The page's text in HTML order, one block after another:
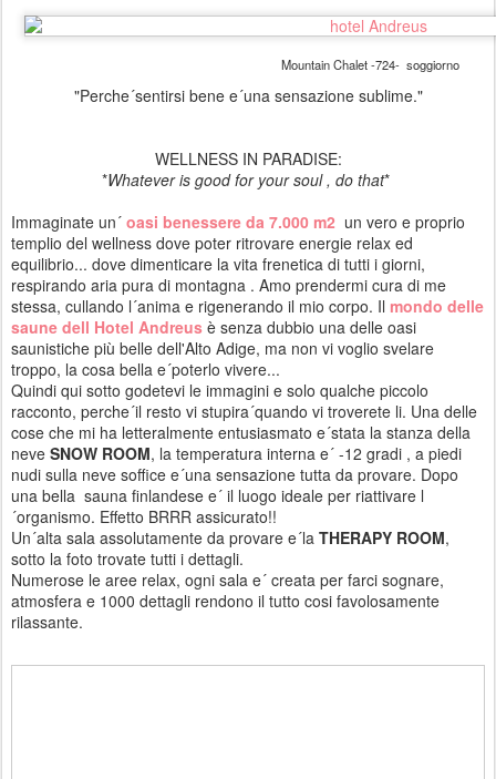
Mountain Chalet -724- soggiorno
"Perche´sentirsi bene e´una sensazione sublime."
WELLNESS IN PARADISE:
*Whatever is good for your soul , do that*
Immaginate un´ oasi benessere da 7.000 m2 un vero e proprio
templio del wellness dove poter ritrovare energie relax ed
equilibrio... dove dimenticare la vita frenetica di tutti i giorni,
respirando aria pura di montagna . Amo prendermi cura di me
stessa, cullando l´anima e rigenerando il mio corpo. Il mondo delle
saune dell Hotel Andreus è senza dubbio una delle oasi
saunistiche più belle dell'Alto Adige, ma non vi voglio svelare
troppo, la cosa bella e´poterlo vivere...
Quindi qui sotto godetevi le immagini e solo qualche piccolo
racconto, perche´il resto vi stupira´quando vi troverete li. Una delle
cose che mi ha letteralmente entusiasmato e´stata la stanza della
neve SNOW ROOM, la temperatura interna e´ -12 gradi , a piedi
nudi sulla neve soffice e´una sensazione tutta da provare. Dopo
una bella sauna finlandese e´ il luogo ideale per riattivare l
´organismo. Effetto BRRR assicurato!!
Un´alta sala assolutamente da provare e´la THERAPY ROOM,
sotto la foto trovate tutti i dettagli.
Numerose le aree relax, ogni sala e´ creata per farci sognare,
atmosfera e 1000 dettagli rendono il tutto cosi favolosamente
rilassante.